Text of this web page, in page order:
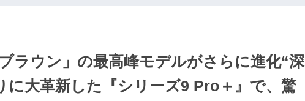
ラウン」の最高峰モデルがさらに進化“深
に大革新した『シリーズ9 Pro＋』で、驚